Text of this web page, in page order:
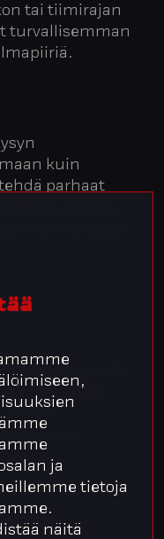
ja
tietoja
näitä
tai tiimirajan
turvallisemman
kuin
parhaat
turhaa työtä
ettei tiedä
meillä saa
ja
liputan